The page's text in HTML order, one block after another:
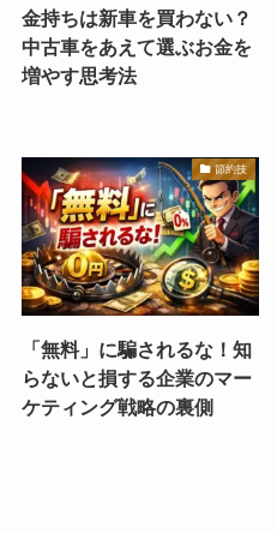
金持ちは新車を買わない？
中古車をあえて選ぶお金を
増やす思考法
節約技
「無料」に騙されるな！知
らないと損する企業のマー
ケティング戦略の裏側